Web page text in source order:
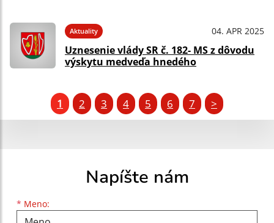
Aktuality 04. APR 2025
Uznesenie vlády SR č. 182- MS z dôvodu
výskytu medveďa hnedého
1 2 3 4 5 6 7 >
Napíšte nám
* Meno:
Meno
Priezvisko
E-mailová adresa